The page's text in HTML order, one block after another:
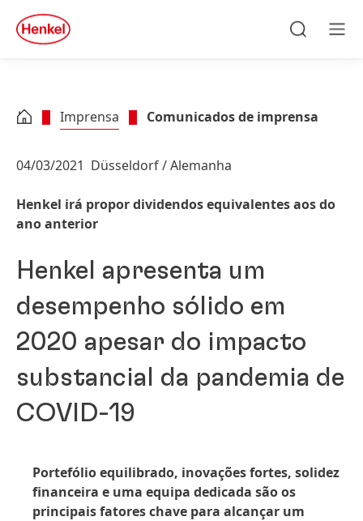
Skip to footer
quick
search
Imprensa Comunicados de imprensa
04/03/2021 Düsseldorf / Alemanha
Henkel irá propor dividendos equivalentes aos do
ano anterior
Henkel apresenta um
desempenho sólido em
2020 apesar do impacto
substancial da pandemia de
COVID-19
Portefólio equilibrado, inovações fortes, solidez
financeira e uma equipa dedicada são os
principais fatores chave para alcançar um